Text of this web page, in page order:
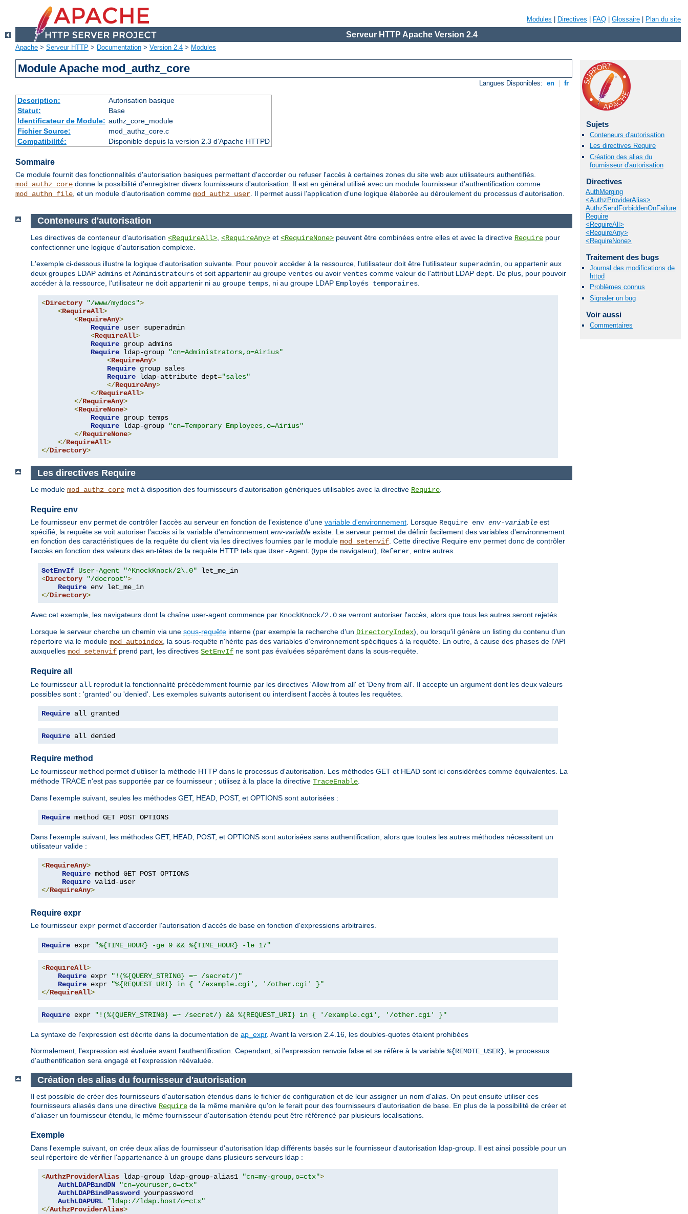
Modules Directives FAQ Glossaire Plan du site
Serveur HTTP Apache Version 2.4
Apache > Serveur HTTP > Documentation > Version 2.4 > Modules
Module Apache mod_authz_core
Langues Disponibles: en fr
Description:
Autorisation basique
Statut:
Base
Identificateur de Module: authz_core_module
Fichier Source:
mod_authz_core.c
Compatibilité:
Disponible depuis la version 2.3 d'Apache HTTPD
Sommaire
Ce module fournit des fonctionnalités d'autorisation basiques permettant d'accorder ou refuser l'accès à certaines zones du site web aux utilisateurs authentifiés.
mod_authz_core donne la possibilité d'enregistrer divers fournisseurs d'autorisation. Il est en général utilisé avec un module fournisseur d'authentification comme
mod_authn_file, et un module d'autorisation comme mod_authz_user. Il permet aussi l'application d'une logique élaborée au déroulement du processus d'autorisation.
Sujets
Conteneurs d'autorisation
Les directives Require
Création des alias du
fournisseur d'autorisation
Directives
AuthMerging
<AuthzProviderAlias>
AuthzSendForbiddenOnFailure
Require
<RequireAll>
<RequireAny>
<RequireNone>
Traitement des bugs
Journal des modifications de
httpd
Problèmes connus
Signaler un bug
Voir aussi
Commentaires
Conteneurs d'autorisation
Les directives de conteneur d'autorisation <RequireAll> <RequireAny> et <RequireNone> peuvent être combinées entre elles et avec la directive Require pour
confectionner une logique d'autorisation complexe.
L'exemple ci-dessous illustre la logique d'autorisation suivante. Pour pouvoir accéder à la ressource, l'utilisateur doit être l'utilisateur superadmin , ou appartenir aux
deux groupes LDAP admins et Administrateurs et soit appartenir au groupe ventes ou avoir ventes comme valeur de l'attribut LDAP dept . De plus, pour pouvoir
accéder à la ressource, l'utilisateur ne doit appartenir ni au groupe temps , ni au groupe LDAP Employés temporaires
<Directory "/www/mydocs">
<RequireAll>
<RequireAny>
Require user superadmin
<RequireAll>
Require group admins
Require ldap-group
"cn=Administrators,o=Airius"
<RequireAny>
Require group sales
Require ldap-attribute dept="sales"
</RequireAny>
</RequireAll>
</RequireAny>
<RequireNone>
Require group temps
Require ldap-group
"cn=Temporary Employees,o=Airius"
</RequireNone>
</RequireAll>
</Directory>
Les directives Require
Le module mod_authz_core met à disposition des fournisseurs d'autorisation génériques utilisables avec la directive Require.
Require env
Le fournisseur env permet de contrôler l'accès au serveur en fonction de l'existence d'une variable d'environnement. Lorsque Require env env-variable est
spécifié, la requête se voit autoriser l'accès si la variable d'environnement env-variable existe. Le serveur permet de définir facilement des variables d'environnement
en fonction des caractéristiques de la requête du client via les directives fournies par le module mod_setenvif. Cette directive Require env permet donc de contrôler
l'accès en fonction des valeurs des en-têtes de la requête HTTP tels que User-Agent (type de navigateur), Referer, entre autres.
SetEnvIf User-Agent "^KnockKnock/2\.0"
<Directory "/docroot">
Require
</Directory>
Avec cet exemple, les navigateurs dont la chaîne user-agent commence par KnockKnock/2.0 se verront autoriser l'accès, alors que tous les autres seront rejetés.
Lorsque le serveur cherche un chemin via une sous-requête interne (par exemple la recherche d'un DirectoryIndex), ou lorsqu'il génère un listing du contenu d'un
répertoire via le module mod_autoindex, la sous-requête n'hérite pas des variables d'environnement spécifiques à la requête. En outre, à cause des phases de l'API
auxquelles mod_setenvif prend part, les directives SetEnvIf ne sont pas évaluées séparément dans la sous-requête.
Require all
Le fournisseur all reproduit la fonctionnalité précédemment fournie par les directives 'Allow from all' et 'Deny from all'. Il accepte un argument dont les deux valeurs
possibles sont : 'granted' ou 'denied'. Les exemples suivants autorisent ou interdisent l'accès à toutes les requêtes.
Require all granted
Require all denied
Require method
Le fournisseur method permet d'utiliser la méthode HTTP dans le processus d'autorisation. Les méthodes GET et HEAD sont ici considérées comme équivalentes. La
méthode TRACE n'est pas supportée par ce fournisseur ; utilisez à la place la directive TraceEnable
Dans l'exemple suivant, seules les méthodes GET, HEAD, POST, et OPTIONS sont autorisées :
Require method GET POST OPTIONS
Dans l'exemple suivant, les méthodes GET, HEAD, POST, et OPTIONS sont autorisées sans authentification, alors que toutes les autres méthodes nécessitent un
utilisateur valide :
<RequireAny>
Require method GET POST OPTIONS
Require
</RequireAny>
Require expr
Le fournisseur expr permet d'accorder l'autorisation d'accès de base en fonction d'expressions arbitraires.
Require expr "%{TIME_HOUR} -ge 9 && %{TIME_HOUR} -le 17"
<RequireAll>
Require expr
"!(%{QUERY_STRING} =~ /secret/)"
Require expr
"%{REQUEST_URI} in { '/example.cgi', '/other.cgi' }"
</RequireAll>
Require expr "!(%{QUERY_STRING} =~ /secret/) && %{REQUEST_URI} in { '/example.cgi', '/other.cgi' }"
La syntaxe de l'expression est décrite dans la documentation de ap_expr. Avant la version 2.4.16, les doubles-quotes étaient prohibées
Normalement, l'expression est évaluée avant l'authentification. Cependant, si l'expression renvoie false et se réfère à la variable %{REMOTE_USER} , le processus
d'authentification sera engagé et l'expression réévaluée.
Création des alias du fournisseur d'autorisation
Il est possible de créer des fournisseurs d'autorisation étendus dans le fichier de configuration et de leur assigner un nom d'alias. On peut ensuite utiliser ces
fournisseurs aliasés dans une directive Require de la même manière qu'on le ferait pour des fournisseurs d'autorisation de base. En plus de la possibilité de créer et
d'aliaser un fournisseur étendu, le même fournisseur d'autorisation étendu peut être référencé par plusieurs localisations.
Exemple
Dans l'exemple suivant, on crée deux alias de fournisseur d'autorisation ldap différents basés sur le fournisseur d'autorisation ldap-group. Il est ainsi possible pour un
seul répertoire de vérifier l'appartenance à un groupe dans plusieurs serveurs ldap :
<AuthzProviderAlias ldap-group ldap-group-alias1 "cn=my-group,o=ctx">
AuthLDAPBindDN
"cn=youruser,o=ctx"
AuthLDAPBindPassword yourpassword
AuthLDAPURL
"ldap://ldap.host/o=ctx"
</AuthzProviderAlias>